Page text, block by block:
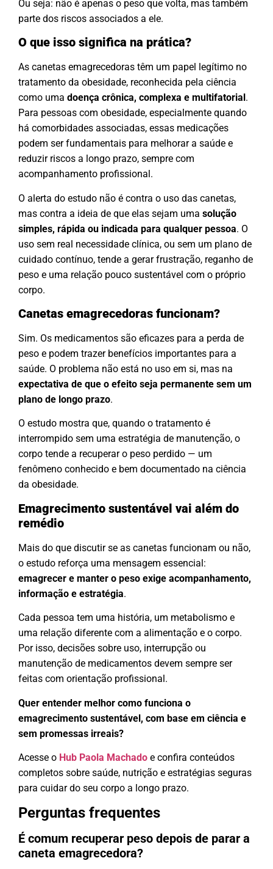
Ou seja: não é apenas o peso que volta, mas também
parte dos riscos associados a ele.
O que isso significa na prática?
As canetas emagrecedoras têm um papel legítimo no
tratamento da obesidade, reconhecida pela ciência
como uma doença crônica, complexa e multifatorial .
Para pessoas com obesidade, especialmente quando
há comorbidades associadas, essas medicações
podem ser fundamentais para melhorar a saúde e
reduzir riscos a longo prazo, sempre com
acompanhamento profissional.
O alerta do estudo não é contra o uso das canetas,
mas contra a ideia de que elas sejam uma solução
simples, rápida ou indicada para qualquer pessoa. O
uso sem real necessidade clínica, ou sem um plano de
cuidado contínuo, tende a gerar frustração, reganho de
peso e uma relação pouco sustentável com o próprio
corpo.
Canetas emagrecedoras funcionam?
Sim. Os medicamentos são eficazes para a perda de
peso e podem trazer benefícios importantes para a
saúde. O problema não está no uso em si, mas na
expectativa de que o efeito seja permanente sem um
plano de longo prazo.
O estudo mostra que, quando o tratamento é
interrompido sem uma estratégia de manutenção, o
corpo tende a recuperar o peso perdido — um
fenômeno conhecido e bem documentado na ciência
da obesidade.
Emagrecimento sustentável vai além do
remédio
Mais do que discutir se as canetas funcionam ou não,
o estudo reforça uma mensagem essencial:
emagrecer e manter o peso exige acompanhamento,
informação e estratégia.
Cada pessoa tem uma história, um metabolismo e
uma relação diferente com a alimentação e o corpo.
Por isso, decisões sobre uso, interrupção ou
manutenção de medicamentos devem sempre ser
feitas com orientação profissional.
Quer entender melhor como funciona o
emagrecimento sustentável, com base em ciência e
sem promessas irreais?
Acesse o Hub Paola Machado e confira conteúdos
completos sobre saúde, nutrição e estratégias seguras
para cuidar do seu corpo a longo prazo.
Perguntas frequentes
É comum recuperar peso depois de parar a
caneta emagrecedora?